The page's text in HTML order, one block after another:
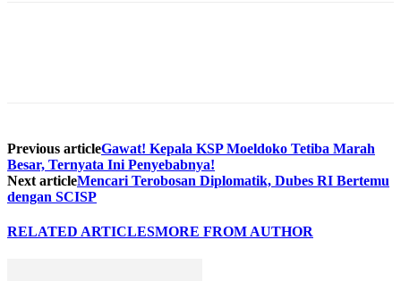
Previous articleGawat! Kepala KSP Moeldoko Tetiba Marah
Besar, Ternyata Ini Penyebabnya!
Next articleMencari Terobosan Diplomatik, Dubes RI Bertemu
dengan SCISP
RELATED ARTICLESMORE FROM AUTHOR